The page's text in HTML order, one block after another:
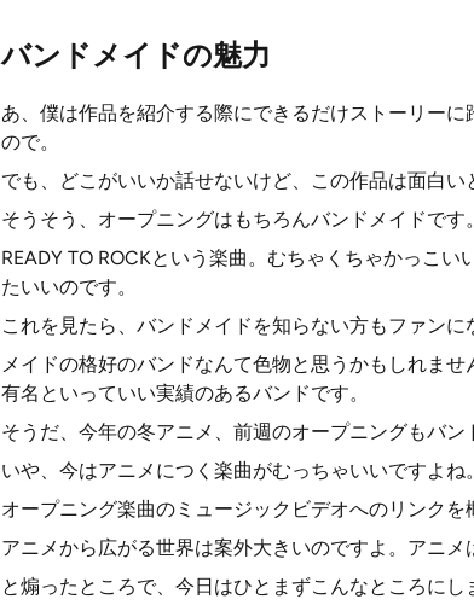
バンドメイドの魅力
あ、僕は作品を紹介する際にできるだけストーリー
ので。
でも、どこがいいか話せないけど、この作品は面白い
そうそう、オープニングはもちろんバンドメイドです。
READY TO ROCKという楽曲。むちゃくちゃかっこ
たいいのです。
これを見たら、バンドメイドを知らない方もファンに
メイドの格好のバンドなんて色物と思うかもしれま
有名といっていい実績のあるバンドです。
そうだ、今年の冬アニメ、前週のオープニングもバン
いや、今はアニメにつく楽曲がむっちゃいいですよね。
オープニング楽曲のミュージックビデオへのリンク
アニメから広がる世界は案外大きいのですよ。アニメ
と煽ったところで、今日はひとまずこんなところにし